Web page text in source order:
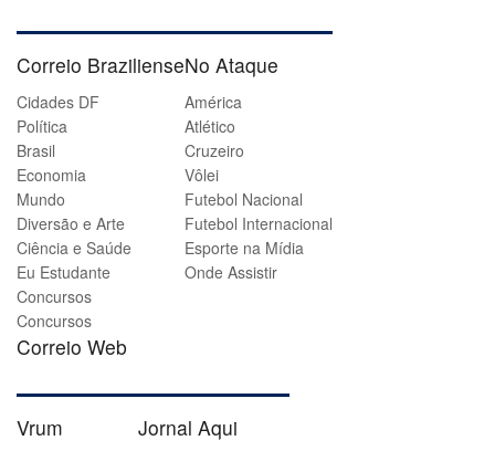
Correio Braziliense
Cidades DF
Política
Brasil
Economia
Mundo
Diversão e Arte
Ciência e Saúde
Eu Estudante
Concursos
Concursos
Correio Web
No Ataque
América
Atlético
Cruzeiro
Vôlei
Futebol Nacional
Futebol Internacional
Esporte na Mídia
Onde Assistir
Vrum Jornal Aqui